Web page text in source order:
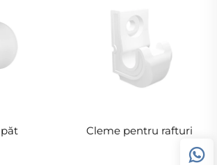
Cleme pentru rafturi